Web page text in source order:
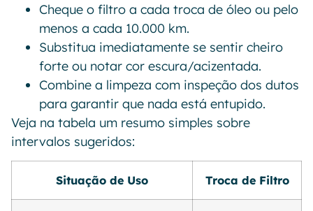
Cheque o filtro a cada troca de óleo ou pelo
menos a cada 10.000 km.
Substitua imediatamente se sentir cheiro
forte ou notar cor escura/acizentada.
Combine a limpeza com inspeção dos dutos
para garantir que nada está entupido.
Veja na tabela um resumo simples sobre
intervalos sugeridos:
Situação de Uso Troca de Filtro